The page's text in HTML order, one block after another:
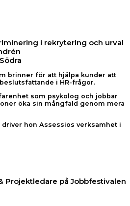
i rekrytering och urval
brinner för att hjälpa kunder att
i HR-frågor.
som psykolog och jobbar
öka sin mångfald genom mera
driver hon Assessios verksamhet i
Projektledare på Jobbfestivalen​